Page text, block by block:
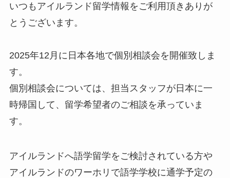
いつもアイルランド留学情報をご利用頂きありが
とうございます。
2025年12月に日本各地で個別相談会を開催致しま
す。
個別相談会については、担当スタッフが日本に一
時帰国して、留学希望者のご相談を承っていま
す。
アイルランドへ語学留学をご検討されている方や
アイルランドのワーホリで語学学校に通学予定の